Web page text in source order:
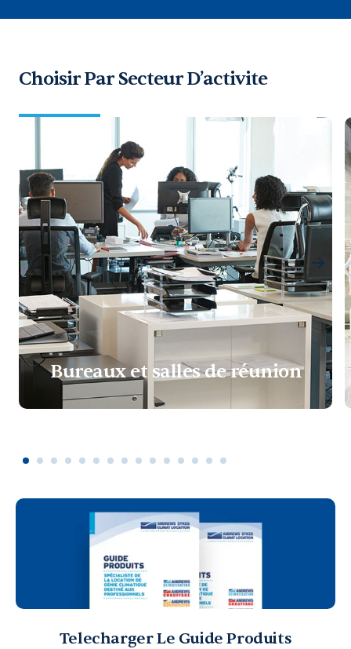
Choisir Par Secteur D’activite
Bureaux et salles de réunion
Telecharger Le Guide Produits